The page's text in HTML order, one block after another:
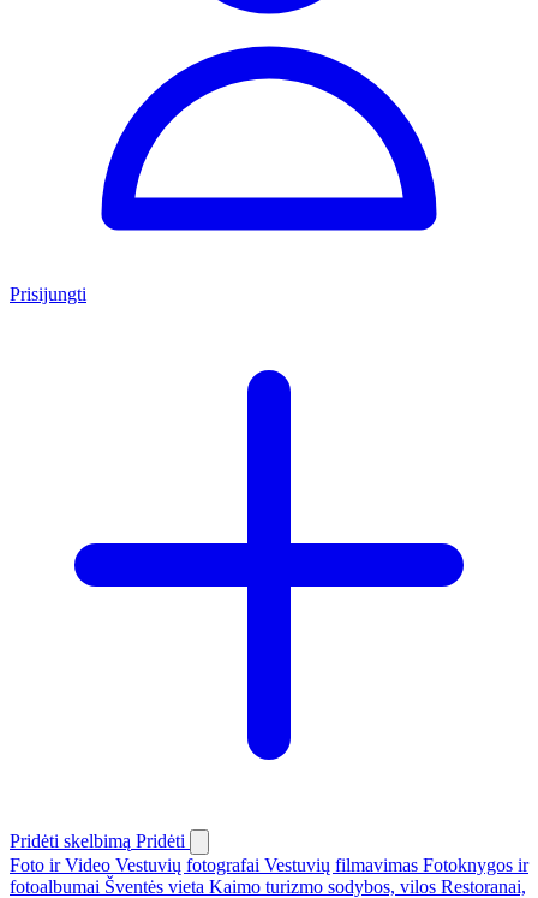
Prisijungti
Pridėti skelbimą Pridėti
Foto ir Video Vestuvių fotografai Vestuvių filmavimas Fotoknygos ir
fotoalbumai Šventės vieta Kaimo turizmo sodybos, vilos Restoranai,